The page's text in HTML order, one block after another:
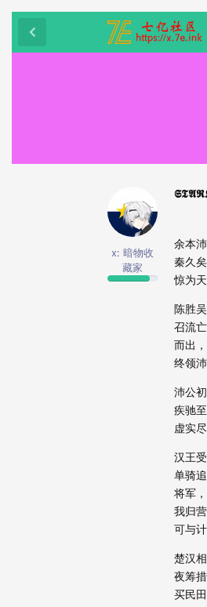
x: 暗物收
藏家
余本
秦久
惊为
陈胜
召流
而出
终领沛
沛公
疾驰
虚实
汉王
单骑
将军
我归
可与
楚汉
夜筹
买民